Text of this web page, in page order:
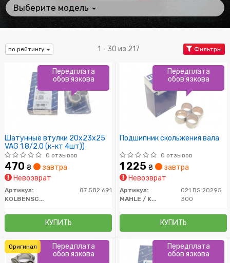
Выберите модель
по рейтингу 1 - 30 из 217 Фильтры
Шатунные втулки 20x23x25
VAG 1.8/2.0 (к-кт 4шт))
0 отзывов
470 ₴
завтра
Невозврат
Артикул:
87 582 691
KOLBENSCHMIDT
КУПИТЬ
Передплата
обов'язкова
Подшипник скольжения вала
0 отзывов
1 225 ₴
завтра
Невозврат
Артикул:
021 BS 20295
300
MAHLE / KNECHT
КУПИТЬ
Передплата
обов'язкова
Передплата
обов'язкова
Оригинал
Передплата
обов'язкова